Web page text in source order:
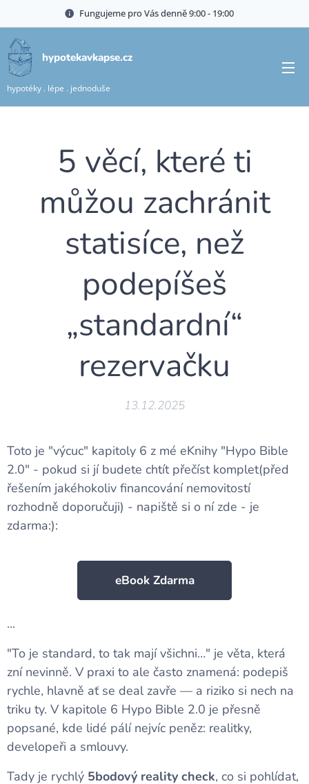
Fungujeme pro Vás denně 9:00 - 19:00🍀
hypotekavkapse.cz
hypotéky . lépe . jednoduše
5 věcí, které ti
můžou zachránit
statisíce, než
podepíšeš
„standardní“
rezervačku
13.12.2025
Toto je "výcuc" kapitoly 6 z mé eKnihy "Hypo Bible
2.0" - pokud si jí budete chtít přečíst komplet(před
řešením jakéhokoliv financování nemovitostí
rozhodně doporučuji) - napiště si o ní zde - je
zdarma:):
eBook Zdarma
...
"To je standard, to tak mají všichni…" je věta, která
zní nevinně. V praxi to ale často znamená: podepiš
rychle, hlavně ať se deal zavře — a riziko si nech na
triku ty. V kapitole 6 Hypo Bible 2.0 je přesně
popsané, kde lidé pálí nejvíc peněz: realitky,
developeři a smlouvy.
Tady je rychlý 5bodový reality check, co si pohlídat,